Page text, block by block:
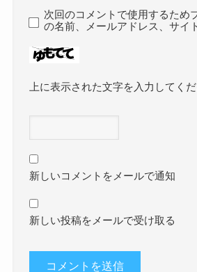
次回のコメントで使用するため
の名前、メールアドレス、サイ
上に表示された文字を入力してくだ
新しいコメントをメールで通知
新しい投稿をメールで受け取る